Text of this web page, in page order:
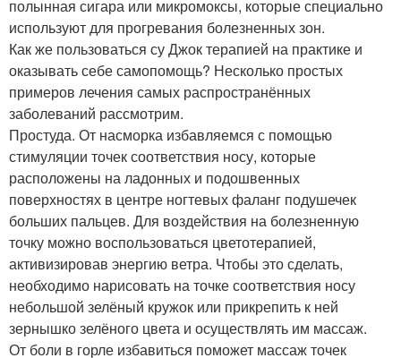
полынная сигара или микромоксы, которые специально
используют для прогревания болезненных зон.
Как же пользоваться су Джок терапией на практике и
оказывать себе самопомощь? Несколько простых
примеров лечения самых распространённых
заболеваний рассмотрим.
Простуда. От насморка избавляемся с помощью
стимуляции точек соответствия носу, которые
расположены на ладонных и подошвенных
поверхностях в центре ногтевых фаланг подушечек
больших пальцев. Для воздействия на болезненную
точку можно воспользоваться цветотерапией,
активизировав энергию ветра. Чтобы это сделать,
необходимо нарисовать на точке соответствия носу
небольшой зелёный кружок или прикрепить к ней
зернышко зелёного цвета и осуществлять им массаж.
От боли в горле избавиться поможет массаж точек